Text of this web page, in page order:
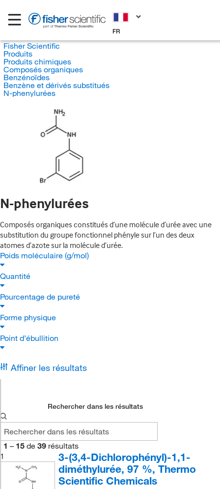
FR
Fisher Scientific
Produits
Produits chimiques
Composés organiques
Benzénoïdes
Benzène et dérivés substitués
N-phenylurées
N-phenylurées
Composés organiques constitués d’une molécule d’urée avec une
substitution du groupe fonctionnel phényle sur l’un des deux
atomes d’azote sur la molécule d’urée.
Poids moléculaire (g/mol)
Quantité
Pourcentage de pureté
Forme physique
Point d’ébullition
Affiner les résultats
Rechercher dans les résultats
1 – 15 de 39 résultats
1
3-(3,4-Dichlorophényl)-1,1-
diméthylurée, 97 %, Thermo
Scientific Chemicals